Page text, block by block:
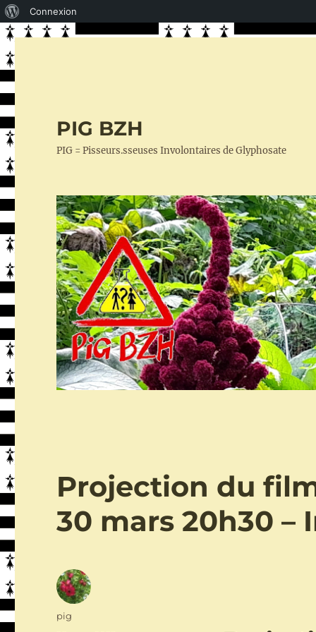
propos
Connexion
PIG BZH
PIG = Pisseurs.sseuses Involontaires de Glyphosate
Projection du
30 mars 20h30 –
Auteur
pig